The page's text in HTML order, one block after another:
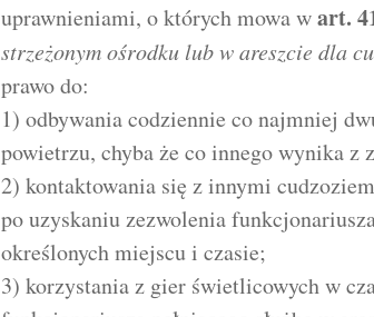
uprawnieniami, o których mowa wart.
strzeżonym ośrodku lub w areszcie dla
prawo do:
1) odbywania codziennie co najmniej
powietrzu, chyba że co innego wynika z
2) kontaktowania się z innymi
po uzyskaniu zezwolenia
określonych miejscu i czasie;
3) korzystania z gier świetlicowych w